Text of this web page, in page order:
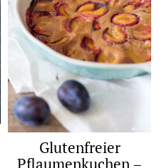
Glutenfreier
Pflaumenkuchen –